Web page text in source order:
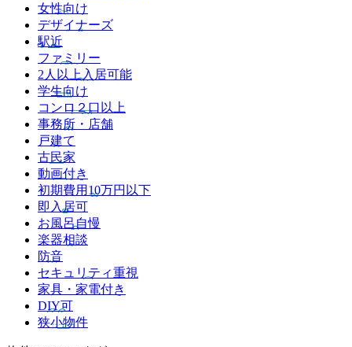
女性向け
デザイナーズ
駅近
ファミリー
2人以上入居可能
学生向け
コンロ２口以上
事務所・店舗
戸建て
古民家
動画付き
初期費用10万円以下
即入居可
お風呂自慢
楽器相談
防音
セキュリティ重視
家具・家電付き
DIY可
狭小物件